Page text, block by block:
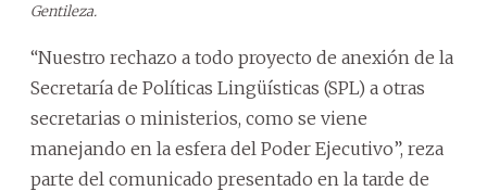
Gentileza.
“Nuestro rechazo a todo proyecto de anexión de la
Secretaría de Políticas Lingüísticas (SPL) a otras
secretarias o ministerios, como se viene
manejando en la esfera del Poder Ejecutivo”, reza
parte del comunicado presentado en la tarde de